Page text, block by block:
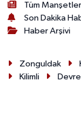
Tüm Manşetler
Son Dakika
Haber Arşivi
Zonguldak
Kilimli